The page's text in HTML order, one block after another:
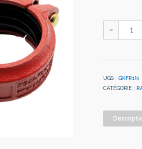
UGS :GKFR1½
CATÉGORIE :